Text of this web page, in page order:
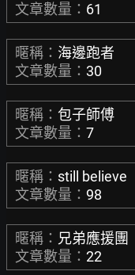
文章數量： 61
暱稱： 海邊跑者
文章數量： 30
暱稱： 包子師傅
文章數量： 7
暱稱： still believe
文章數量： 98
暱稱： 兄弟應援團
文章數量： 22